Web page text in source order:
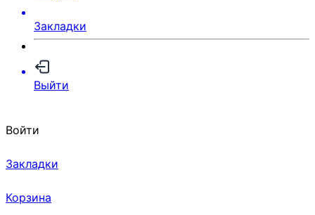
Закладки
Выйти
Войти
Закладки
Корзина